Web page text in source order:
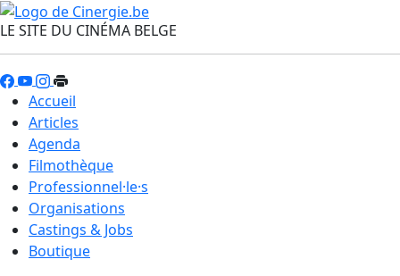
LE SITE DU CINÉMA BELGE
Accueil
Articles
Agenda
Filmothèque
Professionnel·le·s
Organisations
Castings & Jobs
Boutique